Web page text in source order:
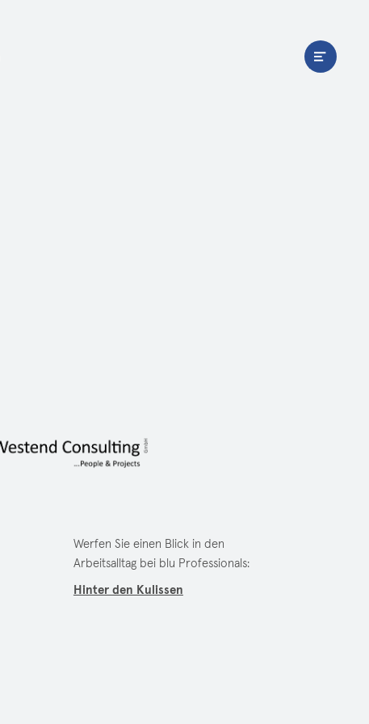
Werfen Sie einen Blick in den
Arbeitsalltag bei blu Professionals:
Hinter den Kulissen